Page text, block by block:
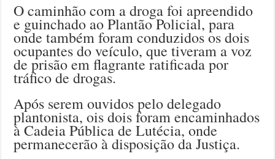
O caminhão com a droga foi apreendido
e guinchado ao Plantão Policial, para
onde também foram conduzidos os dois
ocupantes do veículo, que tiveram a voz
de prisão em flagrante ratificada por
tráfico de drogas.
Após serem ouvidos pelo delegado
plantonista, ois dois foram encaminhados
à Cadeia Pública de Lutécia, onde
permanecerão à disposição da Justiça.